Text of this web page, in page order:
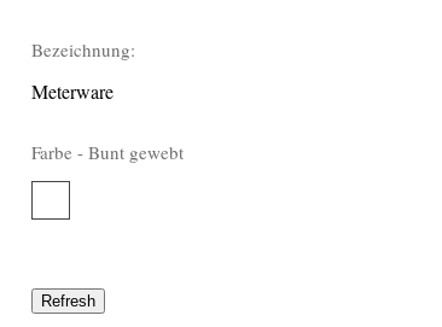
Bezeichnung:
Meterware
Farbe - Bunt gewebt
gewebt